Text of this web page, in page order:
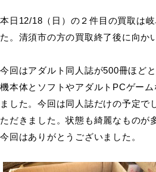
本日12/18（日）の２件目の買取は
た。清須市の方の買取終了後に向か
今回はアダルト同人誌が500冊ほど
機本体とソフトやアダルトPCゲー
ました。今回は同人誌だけの予定で
ただきました。状態も綺麗なものが
今回はありがとうございました。